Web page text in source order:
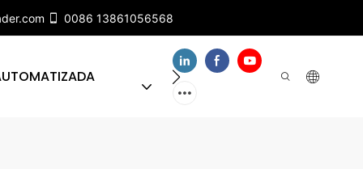
0086 13861056568
SOBRE NUESTRO EQUIPO